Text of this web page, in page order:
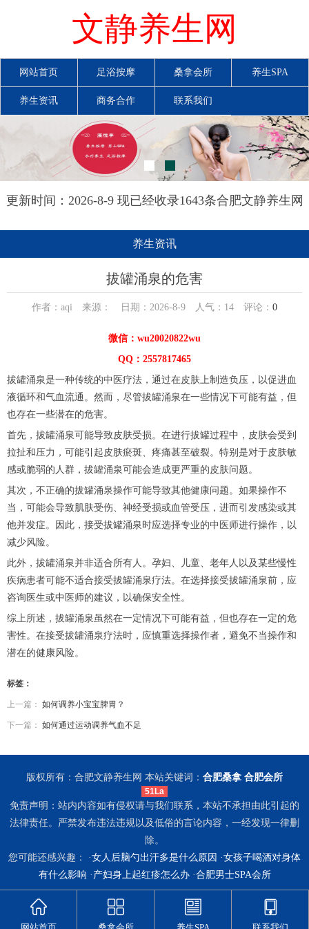
文静养生网
网站首页 足浴按摩 桑拿会所 养生SPA
养生资讯 商务合作 联系我们
更新时间：2026-8-9 现已经收录1643条合肥文静养生网
养生资讯
拔罐涌泉的危害
作者：aqi 来源： 日期：2026-8-9 人气： 14 评论： 0
微信：wu20020822wu
QQ：2557817465
拔罐涌泉是一种传统的中医疗法，通过在皮肤上制造负压，以促进血
液循环和气血流通。然而，尽管拔罐涌泉在一些情况下可能有益，但
也存在一些潜在的危害。
首先，拔罐涌泉可能导致皮肤受损。在进行拔罐过程中，皮肤会受到
拉扯和压力，可能引起皮肤瘀斑、疼痛甚至破裂。特别是对于皮肤敏
感或脆弱的人群，拔罐涌泉可能会造成更严重的皮肤问题。
其次，不正确的拔罐涌泉操作可能导致其他健康问题。如果操作不
当，可能会导致肌肤受伤、神经受损或血管受压，进而引发感染或其
他并发症。因此，接受拔罐涌泉时应选择专业的中医师进行操作，以
减少风险。
此外，拔罐涌泉并非适合所有人。孕妇、儿童、老年人以及某些慢性
疾病患者可能不适合接受拔罐涌泉疗法。在选择接受拔罐涌泉前，应
咨询医生或中医师的建议，以确保安全性。
综上所述，拔罐涌泉虽然在一定情况下可能有益，但也存在一定的危
害性。在接受拔罐涌泉疗法时，应慎重选择操作者，避免不当操作和
潜在的健康风险。
标签：
上一篇： 如何调养小宝宝脾胃？
下一篇： 如何通过运动调养气血不足
版权所有：合肥文静养生网 本站关键词： 合肥桑拿 合肥会所
51La
免责声明：站内内容如有侵权请与我们联系，本站不承担由此引起的
法律责任。严禁发布违法违规以及低俗的言论内容，一经发现一律删
除。
您可能还感兴趣： ·女人后脑勺出汗多是什么原因 ·女孩子喝酒对身体
有什么影响 · 产妇身上起红疹怎么办·合肥男士SPA会所